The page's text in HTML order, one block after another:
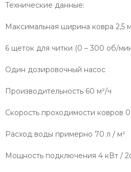
Технические данные:
Максимальная ширина ковра 2,5 м
6 щеток для читки (0 – 300 об/
Один дозировочный насос
Производительность 60 м²/ч
Скорость проходимости ковров
Расход воды примерно 70 л / м²
Мощность подключения 4 кВт /